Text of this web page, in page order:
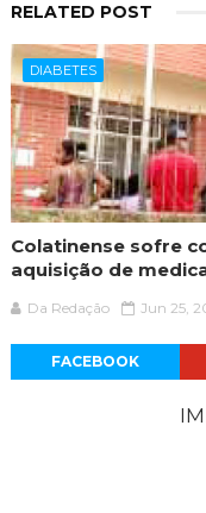
RELATED POST
DIABETES
Colatinense sofre
aquisição de
Da Redação Jun 25,
FACEBOOK